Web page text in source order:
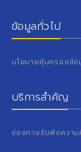
ข้อมูลทั่วไป
นโยบายคุ้มครองข้
บริการสำคัญ
ช่องทางรับฟังความ